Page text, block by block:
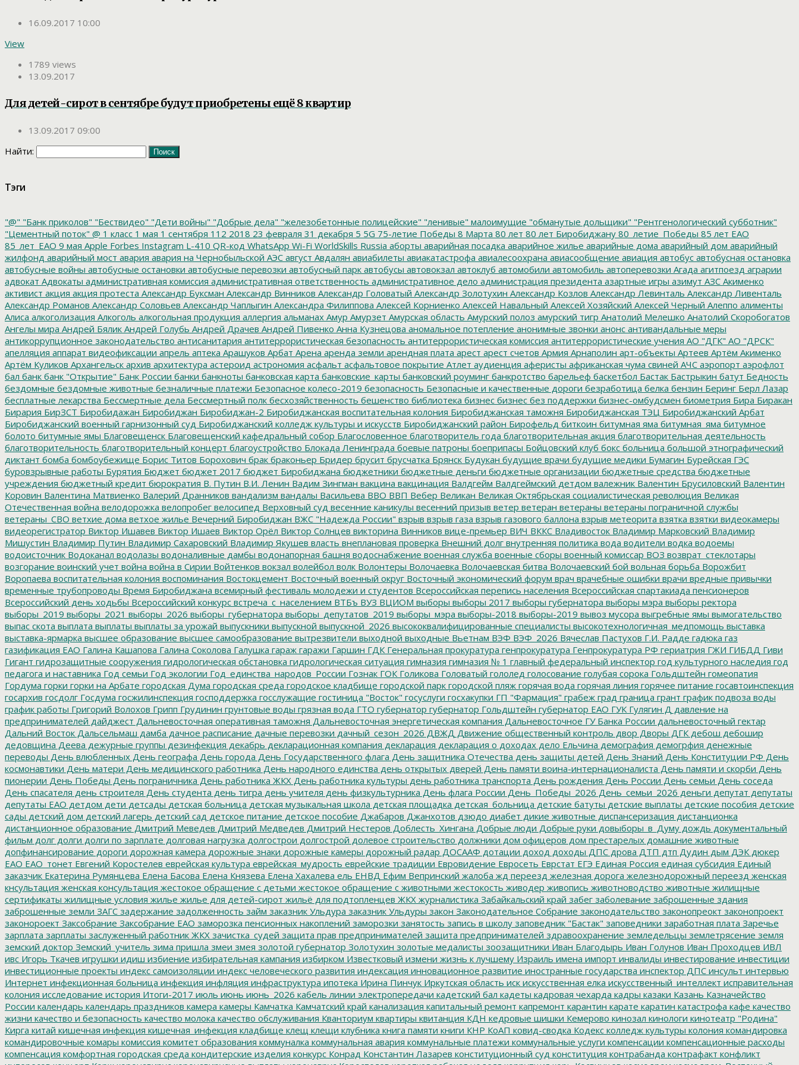
16.09.2017 10:00
View
1789 views
13.09.2017
Для детей-сирот в сентябре будут приобретены ещё 8 квартир
13.09.2017 09:00
Найти:
Тэги
"@" "Банк приколов" "Бествидео" "Дети войны" "Добрые дела" "железобетонные полицейские" "ленивые" малоимущие "обманутые дольщики" "Рентгенологический субботник"
"Цементный поток" @ 1 класс 1 мая 1 сентября 112 2018 23 февраля 31 декабря 5 5G 75-летие Победы 8 Марта 80 лет 80 лет Биробиджану 80_летие_Победы 85 лет ЕАО
85_лет_ЕАО 9 мая Apple Forbes Instagram L-410 QR-код WhatsApp Wi-Fi WorldSkills Russia аборты аварийная посадка аварийное жилье аварийные дома аварийный дом аварийный
жилфонд аварийный мост авария авария на Чернобыльской АЭС август Авдалян авиабилеты авиакатастрофа авиалесоохрана авиасообщение авиация автобус автобусная остановка
автобусные войны автобусные остановки автобусные перевозки автобусный парк автобусы автовокзал автоклуб автомобили автомобиль автоперевозки Агада агитпоезд аграрии
адвокат Адвокаты административная комиссия административная ответственность административное дело администрация президента азартные игры азимут АЗС Акименко
активист акция акция протеста Александр Буксман Александр Винников Александр Головатый Александр Золотухин Александр Козлов Александр Левинталь Александр Ливенталь
Александр Романов Александр Соловьев Александр Чаплыгин Александра Филиппова Алексей Корниенко Алексей Навальный Алексей Хозяйский Алексей Черный Алеппо алименты
Алиса алкоголизация Алкоголь алкогольная продукция аллергия альманах Амур Амурзет Амурская область Амурский полоз амурский тигр Анатолий Мелешко Анатолий Скоробогатов
Ангелы мира Андрей Бялик Андрей Голубь Андрей Драчев Андрей Пивенко Анна Кузнецова аномальное потепление анонимные звонки анонс антивандальные меры
антикоррупционное законодательство антисанитария антитеррористическая безопасность антитеррористическая комиссия антитеррористические учения АО "ДГК" АО "ДРСК"
апелляция аппарат видеофиксации апрель аптека Арашуков Арбат Арена аренда земли арендная плата арест арест счетов Армия Арнаполин арт-объекты Артеев Артём Акименко
Артём Куликов Архангельск архив архитектура астероид астрономия асфальт асфальтовое покрытие Атлет аудиенция аферисты африканская чума свиней АЧС аэропорт аэрофлот
бал банк банк "Открытие" Банк России банки банкноты банковская карта банковские_карты банковский роуминг банкротство барельеф баскетбол Бастак Бастрыкин батут Бедность
бездомные бездомные животные безналичные платежи Безопасное колесо-2019 безопасность Безопасные и качественные дороги безработица белка бензин Беринг Берл Лазар
бесплатные лекарства Бессмертные дела Бессмертный полк бесхозяйственность бешенство библиотека бизнес бизнес без поддержки бизнес-омбудсмен биометрия Бира Биракан
Бирария БирЗСТ Биробидажан Биробиджан Биробиджан-2 Биробиджанская воспитательная колония Биробиджанская таможня Биробиджанская ТЭЦ Биробиджанский Арбат
Биробиджанский военный гарнизонный суд Биробиджанский колледж культуры и искусств Биробиджанский район Бирофельд биткоин битумная яма битумная_яма битумное
болото битумные ямы Благовещенск Благовещенский кафедральный собор Благословенное благотворитель года благотворительная акция благотворительная деятельность
благотворительность благотворительный концерт благоустройство Блокада Ленинграда боевые патроны боеприпасы Бойцовский клуб бокс больница большой этнографический
диктант бомба бомбоубежище Борис Титов Борохович брак браконьер Бридер брусит брусчатка Брянск Будукан будущие врачи будущие медики Бумагин Бурейская ГЭС
буровзрывные работы Бурятия Бюджет бюджет 2017 бюджет Биробиджана бюджетники бюджетные деньги бюджетные организации бюджетные средства бюджетные
учреждения бюджетный кредит бюрократия В. Путин В.И. Ленин Вадим Зингман вакцина вакцинация Валдгейм Валдгеймский детдом валежник Валентин Брусиловский Валентин
Коровин Валентина Матвиенко Валерий Дранников вандализм вандалы Васильева ВВО ВВП Вебер Великан Великая Октябрьская социалистическая революция Великая
Отечественная война велодорожка велопробег велосипед Верховный суд весенние каникулы весенний призыв ветер ветеран ветераны ветераны пограничной службы
ветераны_СВО ветхие дома ветхое жилье Вечерний Биробиджан ВЖС "Надежда России" взрыв взрыв газа взрыв газового баллона взрыв метеорита взятка взятки видеокамеры
видеорегистратор Виктор Ишавев Виктор Ишаев Виктор Орёл Виктор Солнцев викторина Винников вице-премьер ВИЧ ВККС Владивосток Владимир Марковский Владимир
Мишустин Владимир Путин Владимир Сахаровский Владимир Якушев власть внеплановая проверка Внешний долг внутренняя политика вода водители водка водоемы
водоисточник Водоканал водолазы водоналивные дамбы водонапорная башня водоснабжение военная служба военные сборы военный комиссар ВОЗ возврат_стеклотары
возгорание воинский учет война война в Сирии Войтенков вокзал волейбол волк Волонтеры Волочаевка Волочаевская битва Волочаевский бой вольная борьба Ворожбит
Воропаева воспитательная колония воспоминания Востокцемент Восточный военный округ Восточный экономический форум врач врачебные ошибки врачи вредные привычки
временные трубопроводы Время Биробиджана всемирный фестиваль молодежи и студентов Всероссийская перепись населения Всероссийская спартакиада пенсионеров
Всероссийский день ходьбы Всероссийский конкурс встреча_с_населением ВТБъ ВУЗ ВЦИОМ выборы выборы 2017 выборы губернатора выборы мэра выборы ректора
выборы_2019 выборы_2021 выборы_2026 выборы_губернатора выборы_депутатов_2019 выборы_мэра выборы-2018 выборы-2019 вывоз мусора выгребные ямы вымогательство
выпас скота выплата выплаты выплаты за урожай выпускники выпускной выпускной_2026 высококвалифицированные специалисты высокотехнологичная_медпомощь выставка
выставка-ярмарка высшее образование высшее самообразование вытрезвители выходной выходные Вьетнам ВЭФ ВЭФ_2026 Вячеслав Пастухов Г.И. Радде гадюка газ
газификация ЕАО Галина Кашапова Галина Соколова Галушка гараж гаражи Гаршин ГДК Генеральная прокуратура генпрокуратура Генпрокуратура РФ гериатрия ГЖИ ГИБДД Гиви
Гигант гидрозащитные сооружения гидрологическая обстановка гидрологическая ситуация гимназия гимназия № 1 главный федеральный инспектор год культурного наследия год
педагога и наставника Год семьи Год экологии Год_единства_народов_России Гознак ГОК Голикова Головатый гололед голосование голубая сорока Гольдштейн гомеопатия
Гордума горки горки на Арбате городская Дума городская среда городское кладбище городской парк городской пляж горячая вода горячая линия горячее питание госавтоинспекция
госархив госдолг Госдума госжилинспекция господдержка госслужащие гостиница "Восток" госуслуги госхакупки ГП "Фармация" грабеж град граница грант график подвоза воды
график работы Григорий Волохов Грипп Грудинин грунтовые воды грязная вода ГТО губернатор губернатор Гольдштейн губернатор ЕАО ГУК Гулягин Д давление на
предпринимателей дайджест Дальневосточная оперативная таможня Дальневосточная энергетическая компания Дальневосточное ГУ Банка России дальневосточный гектар
Дальний Восток Дальсельмаш дамба дачное расписание дачные перевозки дачный_сезон_2026 ДВЖД Движение общественный контроль двор Дворы ДГК дебош дебошир
дедовщина Деева дежурные группы дезинфекция декабрь декларационная компания декларация декларация о доходах дело Ельчина демография демогрфия денежные
переводы День влюбленных День географа День города День Государственного флага День защитника Отечества день защиты детей День Знаний День Конституции РФ День
космонавтики День матери День медицинского работника День народного единства день открытых дверей День памяти воина-интернационалиста День памяти и скорби День
пионерии День Победы День пограничника День работника ЖКХ День работника культуры день работника транспорта День рождения День России День семьи День соседа
День спасателя день строителя День студента день тигра день учителя день физкультурника День флага России День_Победы_2026 День_семьи_2026 деньги депутат депутаты
депутаты ЕАО детдом дети детсады детская больница детская музыкальная школа детская площадка детская_больница детские батуты детские выплаты детские пособия детские
сады детский дом детский лагерь детский сад детское питание детское пособие Джабаров Джанхотов дзюдо диабет дикие животные диспансеризация дистанционка
дистанционное образование Дмитрий Меведев Дмитрий Медведев Дмитрий Нестеров Доблесть_Хингана Добрые люди Добрые руки довыборы_в_Думу дождь документальный
фильм долг долги долги по зарплате долговая нагрузка долгострои долгострой долевое строительство должники дом офицеров дом престарелых домашние животные
допфинансирование дороги дорожная камера дорожные знаки дорожные камеры дорожный радар ДОСААФ дотации доход доходы ДПС дрова ДТП дтп Дудин дым ДЭК дюкер
ЕАО ЕАО_тонет Евгений Коростелев еврейская культура еврейская_мудрость еврейские традиции Евровидение Евросеть Еврстат ЕГЭ Единая Россия единая субсидия Единый
заказчик Екатерина Румянцева Елена Басова Елена Князева Елена Хахалева ель ЕНВД Ефим Вепринский жалоба жд переезд железная дорога железнодорожный переезд женская
кнсультация женская консультация жестокое обращение с детьми жестокое обращение с животными жестокость живодер живопись животноводство животные жилищные
сертификаты жилищные условия жилье жилье для детей-сирот жильё для подтопленцев ЖКХ журналистика Забайкальский край забег заболевание заброшенные здания
заброшенные земли ЗАГС задержание задолженность займ заказник Ульдура заказник Ульдуры закон Законодательное Собрание законодательство законопреокт законопроект
законороект Заксобрание Заксобрание ЕАО заморозка пенсионных накоплений заморозки занятость запись в школу заповедник "Бастак" заповедники заработная плата Заречье
зарплата зарплаты заслуженный работник ЖКХ зачистка_судей защита прав предпринимателей защита предпринимателей здравоохранение земледельцы землетрясение земля
земский доктор Земский_учитель зима пришла змеи змея золотой губернатор Золотухин золотые медалисты зоозащитники Иван Благодырь Иван Голунов Иван Проходцев ИВЛ
ивс Игорь Ткачев игрушки идиш избиение избирательная кампания избирком Известковый измени жизнь к лучшему Израиль имена импорт инвалиды инвестирование инвестиции
инвестиционные проекты индекс самоизоляции индекс человеческого развития индексация инновационное развитие иностранные государства инспектор ДПС инсульт интервью
Интернет инфекционная больница инфекция инфляция инфраструктура ипотека Ирина Пинчук Иркутская область иск искусственная елка искусственный_интеллект исправительная
колония исследование история Итоги-2017 июль июнь июнь_2026 кабель линии электропередачи кадетский бал кадеты кадровая чехарда кадры казаки Казань Казначейство
России календарь календарь праздников камера камеры Камчатка Камчатский край канализация капитальный ремонт капремонт карантин карате каратин катастрофа кафе качество
жизни качество и безопасность качество молока качество обслуживания Кванториум квартиры квитанция КДН кедровые шишки Кемерово кинозал кинологи кинотеатр "Родина"
Кирга китай кишечная инфекция кишечная_инфекция кладбище клещ клещи клубника книга памяти книги КНР КоАП ковид-сводка Кодекс колледж культуры колония командировка
командировочные комары комиссия комитет образования коммуналка коммунальная авария коммунальные платежи коммунальные услуги компенсации компенсационные расходы
компенсация комфортная городская среда кондитерские изделия конкурс Конрад Константин Лазарев конституционный суд конституция контрабанда контрафакт конфликт